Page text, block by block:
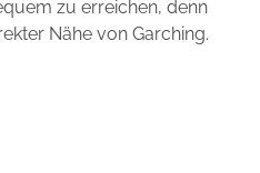
zu erreichen, denn
Nähe von Garching.